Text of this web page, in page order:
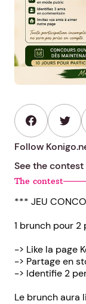
Follow
See the contest
The contest
*** JEU
1 brunch pour 2
-> Like la page
-> Partage en
-> Identifie 2
Le brunch aura